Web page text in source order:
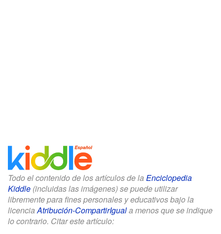
Todo el contenido de los artículos de la Enciclopedia
Kiddle (incluidas las imágenes) se puede utilizar
libremente para fines personales y educativos bajo la
licenciaAtribución-CompartirIguala menos que se indique
lo contrario. Citar este artículo: